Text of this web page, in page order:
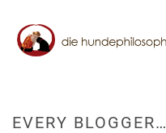
EVERY BLOGGER…